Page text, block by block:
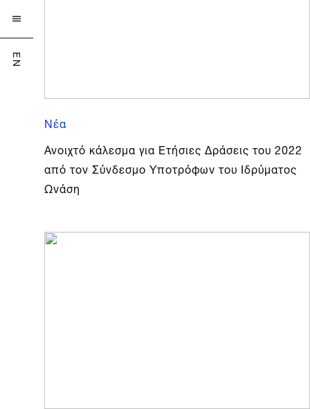

EN
Νέα
Ανοιχτό κάλεσμα για Ετήσιες Δράσεις του 2022
από τον Σύνδεσμο Υποτρόφων του Ιδρύματος
Ωνάση